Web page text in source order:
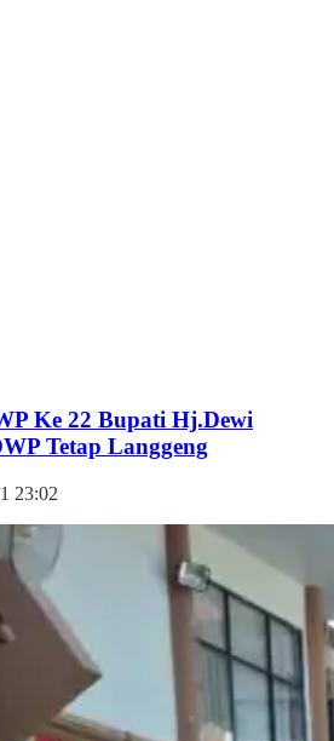
Ke 22 Bupati Hj.Dewi
Tetap Langgeng
23:02